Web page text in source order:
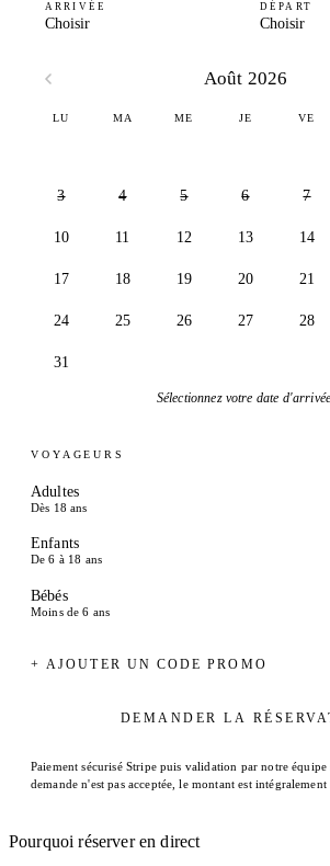
ARRIVÉE
Choisir
DÉPART
Choisir
Août 2026
LU MA ME JE VE
3 4 5 6 7
10 11 12 13 14
17 18 19 20 21
24 25 26 27 28
31
Sélectionnez votre date d'arrivée.
VOYAGEURS
Adultes
Dès 18 ans
Enfants
De 6 à 18 ans
Bébés
Moins de 6 ans
+ AJOUTER UN CODE PROMO
DEMANDER LA
Paiement sécurisé Stripe puis validation par notre
demande n'est pas acceptée, le montant est intégralement
Pourquoi réserver en direct